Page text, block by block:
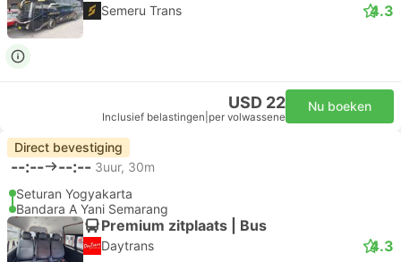
Semeru Trans 4.3
USD 22
Inclusief belastingen per volwassene
Nu boeken
Direct bevestiging
--:-- --:-- 3uur, 30m
Seturan Yogyakarta
Bandara A Yani Semarang
Premium zitplaats | Bus
Daytrans 4.3